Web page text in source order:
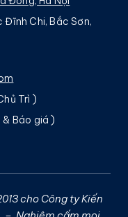
Đĩnh Chi, Bắc Sơn,
Trì )
& Báo giá )
cho Công ty Kiến